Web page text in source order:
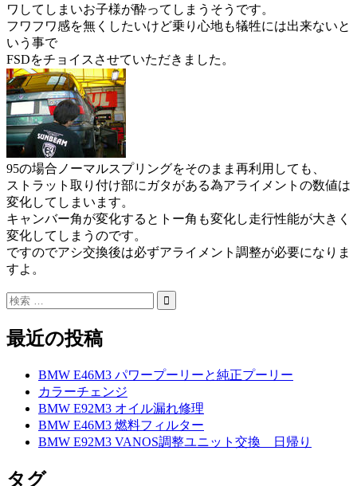
ワしてしまいお子様が酔ってしまうそうです。
フワフワ感を無くしたいけど乗り心地も犠牲には出来ないと
いう事で
FSDをチョイスさせていただきました。
95の場合ノーマルスプリングをそのまま再利用しても、
ストラット取り付け部にガタがある為アライメントの数値は
変化してしまいます。
キャンバー角が変化するとトー角も変化し走行性能が大きく
変化してしまうのです。
ですのでアシ交換後は必ずアライメント調整が必要になりま
すよ。
最近の投稿
BMW E46M3 パワープーリーと純正プーリー
カラーチェンジ
BMW E92M3 オイル漏れ修理
BMW E46M3 燃料フィルター
BMW E92M3 VANOS調整ユニット交換 日帰り
タグ